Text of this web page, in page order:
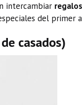
intercambiar regalos
del primer
casados)